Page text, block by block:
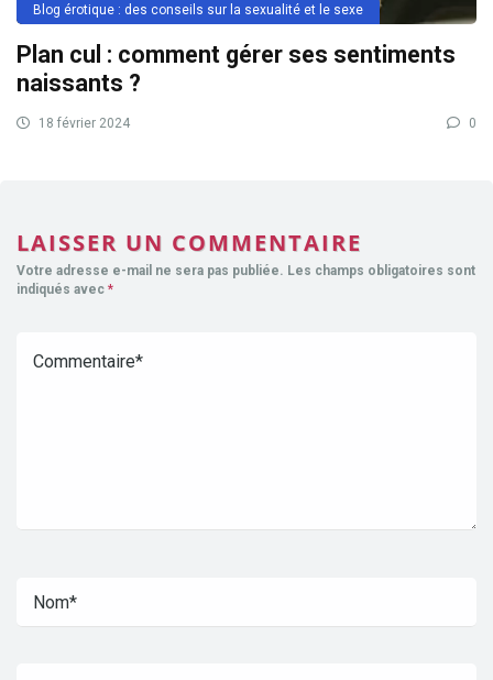
Blog érotique : des conseils sur la sexualité et le sexe
Plan cul : comment gérer ses sentiments
naissants ?
18 février 2024 0
LAISSER UN COMMENTAIRE
Votre adresse e-mail ne sera pas publiée. Les champs obligatoires sont
indiqués avec *